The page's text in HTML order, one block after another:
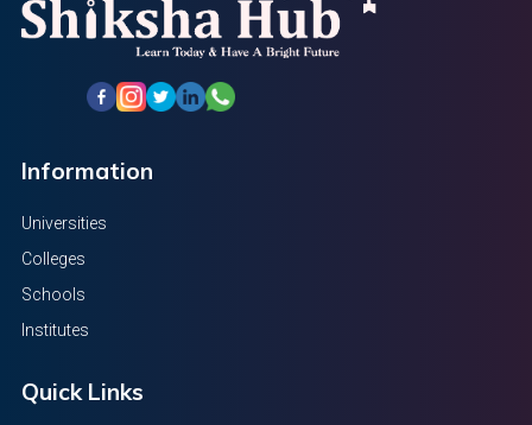
Information
Universities
Colleges
Schools
Institutes
Quick Links